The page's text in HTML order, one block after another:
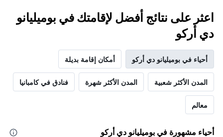
اعثر على نتائج أفضل لإقامتك في بوميليانو
دي أركو
أحياء في بوميليانو دي أركو أمكان إقامة بديلة
المدن الأكثر شعبية المدن الأكثر شهرة فنادق في كامبانيا
معالم
أحياء مشهورة في بوميليانو دي أركو